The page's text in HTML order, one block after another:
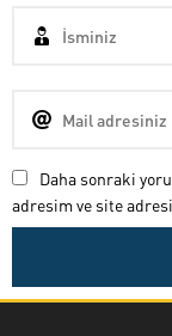
Daha sonraki
adresim ve site